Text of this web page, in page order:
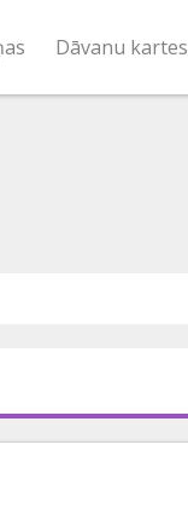
Dāvanu kartes